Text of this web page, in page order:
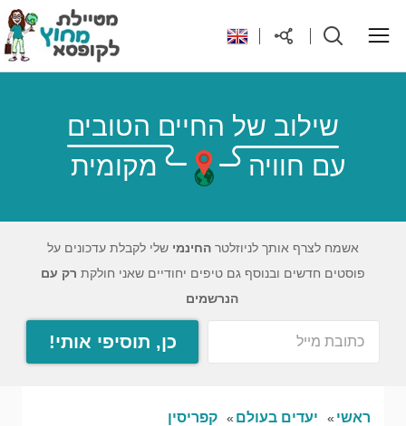
יעדים בעולם
טיפים והנחות לטיול
אודות
שילוב של החיים הטובים
עם חוויה
מקומית
אשמח לצרף אותך לניוזלטר החינמי שלי לקבלת עדכונים על
פוסטים חדשים ובנוסף גם טיפים יחודיים שאני חולקת רק עם
הנרשמים
כן, תוסיפי אותי!
ראשי יעדים בעולם קפריסין